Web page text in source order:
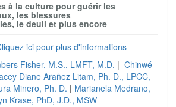
à la culture pour guérir les
les blessures
le deuil et plus encore
ici pour plus d'informations
Fisher, M.S., LMFT, M.D. | Chinwé
Diane Arañez Litam, Ph. D., LPCC,
Minero, Ph. D. | Marianela Medrano,
Krase, PhD, J.D., MSW